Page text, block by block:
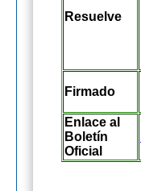
Resuelve
Firmado
Enlace al
Boletín
Oficial